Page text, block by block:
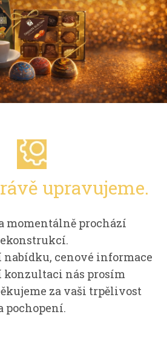
upravujeme.
momentálně prochází
cenové informace
konzultaci nás prosím
za vaši trpělivost
pochopení.